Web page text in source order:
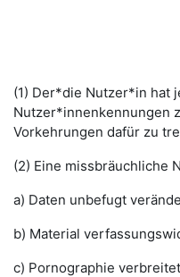
(1) Der*die Nutzer*in hat
Nutzer*innenkennungen
Vorkehrungen dafür zu
(2) Eine missbräuchliche
a) Daten unbefugt
b) Material
c) Pornographie